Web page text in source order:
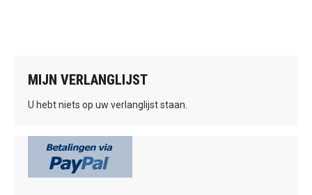
MIJN VERLANGLIJST
U hebt niets op uw verlanglijst staan.